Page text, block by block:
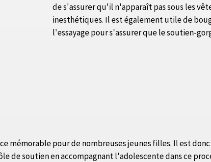
de s'assurer qu'il n'apparaît pas sous les
inesthétiques. Il est également utile de
l'essayage pour s'assurer que le soutien-
mémorable pour de nombreuses jeunes filles. Il est
de soutien en accompagnant l'adolescente dans ce